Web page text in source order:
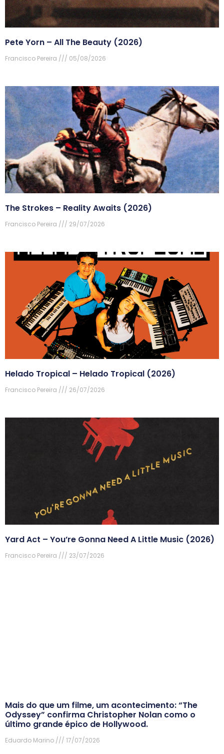
Pete Yorn – All The Beauty (2026)
Francisco Pereira 05/08/2026
The Strokes – Reality Awaits (2026)
Francisco Pereira 29/07/2026
Helado Tropical – Helado Tropical (2026)
Francisco Pereira 26/07/2026
Yard Act – You’re Gonna Need A Little Music (2026)
Francisco Pereira 23/07/2026
Mais do que um filme, um acontecimento: “The
Odyssey” confirma Christopher Nolan como o
último grande épico de Hollywood.
Eduardo Marino 17/07/2026